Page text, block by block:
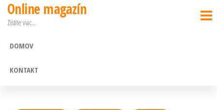
Preskočiť
obsah
Online magazín
Zistite viac…
DOMOV
KONTAKT